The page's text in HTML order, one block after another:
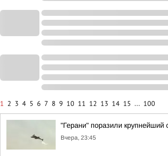
1 2 3 4 5 6 7 8 9 10 11 12 13 14 15 ... 100
"Герани" поразили
Вчера, 23:45